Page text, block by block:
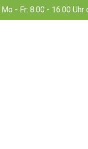
Mo - Fr: 8.00 - 16.00 Uhr